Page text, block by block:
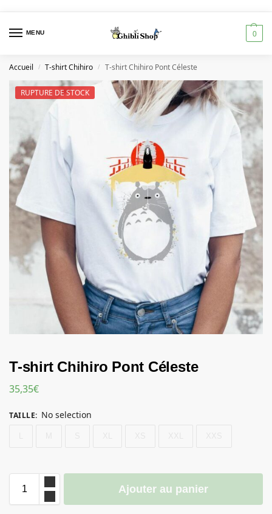
MENU 0
Accueil / T-shirt Chihiro / T-shirt Chihiro Pont Céleste
RUPTURE DE STOCK
T-shirt Chihiro Pont Céleste
35,35€
TAILLE: No selection
Ajouter au panier